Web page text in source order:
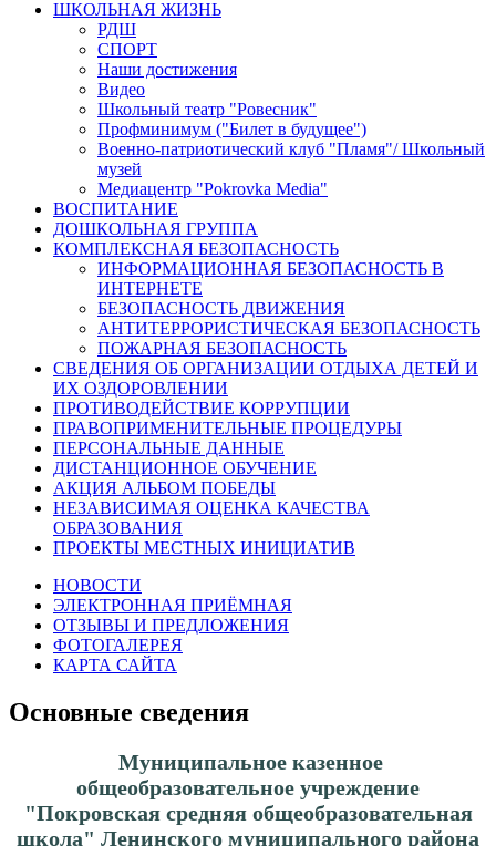
ШКОЛЬНАЯ ЖИЗНЬ
РДШ
СПОРТ
Наши достижения
Видео
Школьный театр "Ровесник"
Профминимум ("Билет в будущее")
Военно-патриотический клуб "Пламя"/ Школьный
музей
Медиацентр "Pokrovka Media"
ВОСПИТАНИЕ
ДОШКОЛЬНАЯ ГРУППА
КОМПЛЕКСНАЯ БЕЗОПАСНОСТЬ
ИНФОРМАЦИОННАЯ БЕЗОПАСНОСТЬ В
ИНТЕРНЕТЕ
БЕЗОПАСНОСТЬ ДВИЖЕНИЯ
АНТИТЕРРОРИСТИЧЕСКАЯ БЕЗОПАСНОСТЬ
ПОЖАРНАЯ БЕЗОПАСНОСТЬ
СВЕДЕНИЯ ОБ ОРГАНИЗАЦИИ ОТДЫХА ДЕТЕЙ И
ИХ ОЗДОРОВЛЕНИИ
ПРОТИВОДЕЙСТВИЕ КОРРУПЦИИ
ПРАВОПРИМЕНИТЕЛЬНЫЕ ПРОЦЕДУРЫ
ПЕРСОНАЛЬНЫЕ ДАННЫЕ
ДИСТАНЦИОННОЕ ОБУЧЕНИЕ
АКЦИЯ АЛЬБОМ ПОБЕДЫ
НЕЗАВИСИМАЯ ОЦЕНКА КАЧЕСТВА
ОБРАЗОВАНИЯ
ПРОЕКТЫ МЕСТНЫХ ИНИЦИАТИВ
НОВОСТИ
ЭЛЕКТРОННАЯ ПРИЁМНАЯ
ОТЗЫВЫ И ПРЕДЛОЖЕНИЯ
ФОТОГАЛЕРЕЯ
КАРТА САЙТА
Основные сведения
Муниципальное казенное
общеобразовательное учреждение
"Покровская средняя общеобразовательная
школа" Ленинского муниципального района